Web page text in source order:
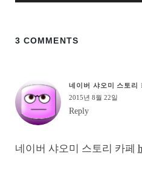
3 COMMENTS
네이버 샤오미 스토리
2015년 8월 22일
Reply
네이버 샤오미 스토리 카페